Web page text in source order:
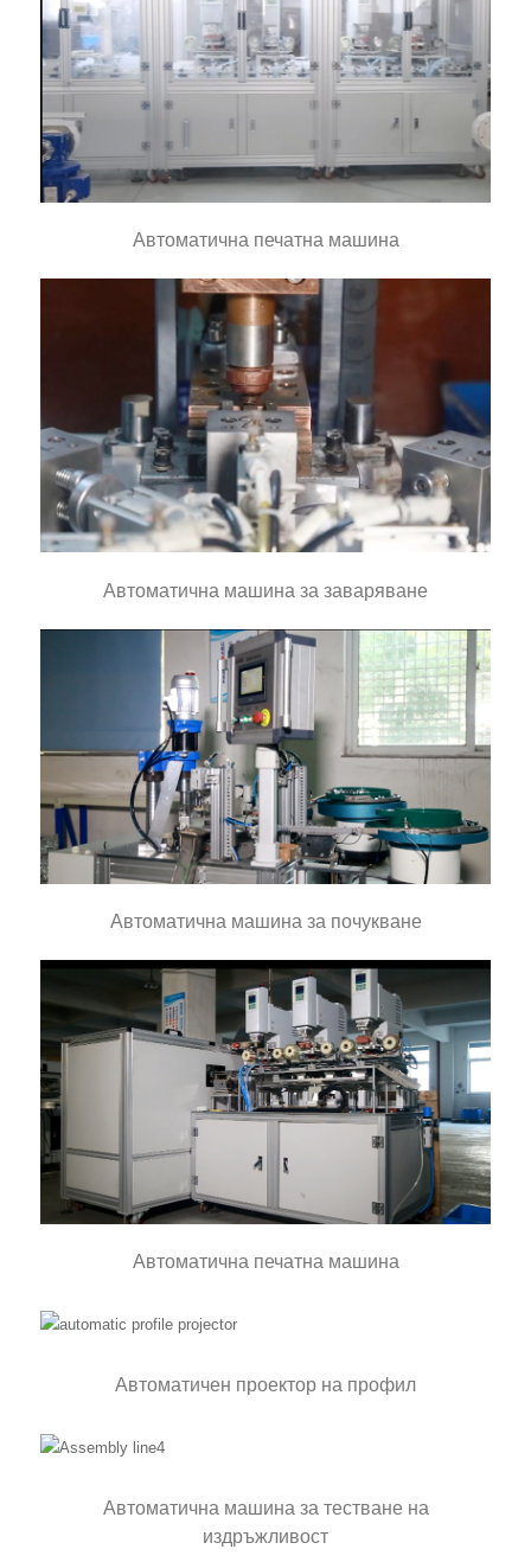
Автоматична печатна машина
Автоматична машина за заваряване
Автоматична машина за почукване
Автоматична печатна машина
Автоматичен проектор на профил
Автоматична машина за тестване на
издръжливост